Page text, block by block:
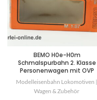
BEMO H0e-H0m
Schmalspurbahn 2. Klasse
Personenwagen mit OVP
Modelleisenbahn Lokomotiven |
Wagen & Zubehör